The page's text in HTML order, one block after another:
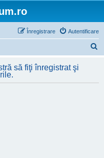
Autentificare
Înregistrare
t
să fiţi înregistrat şi